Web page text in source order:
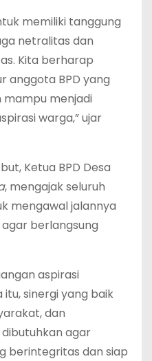
memiliki tanggung
netralitas dan
Kita berharap
anggota BPD yang
mampu menjadi
warga,” ujar
Ketua BPD Desa
, mengajak seluruh
mengawal jalannya
berlangsung
aspirasi
sinergi yang baik
dan
agar
berintegritas dan siap